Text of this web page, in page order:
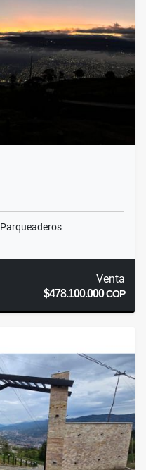
Parqueaderos
Venta
$478.100.000COP